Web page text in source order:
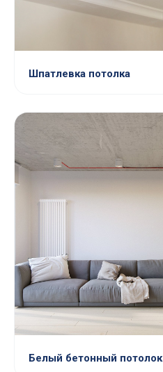
Шпатлевка потолка
Белый бетонный потолок